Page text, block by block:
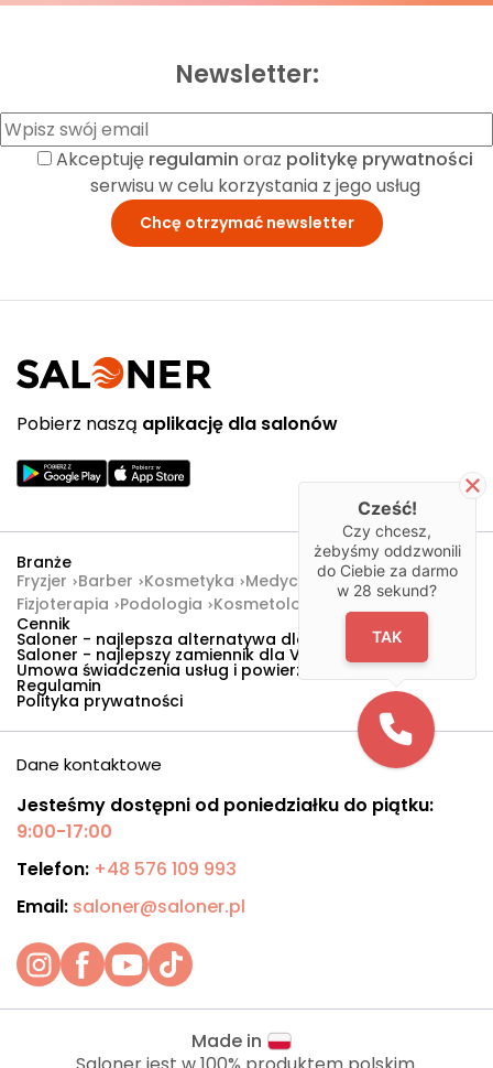
Newsletter:
Akceptuję regulamin oraz politykę prywatności
serwisu w celu korzystania z jego usług
Pobierz naszą aplikację dla salonów
Branże
Fryzjer Barber Kosmetyka Medycyna estetyczna
Fizjoterapia Podologia Kosmetologia
Cennik
Saloner - najlepsza alternatywa dla Booksy
Saloner - najlepszy zamiennik dla Versum
Umowa świadczenia usług i powierzenia danych
Regulamin
Polityka prywatności
Dane kontaktowe
Jesteśmy dostępni od poniedziałku do piątku:
9:00-17:00
Telefon: +48 576 109 993
Email: saloner@saloner.pl
Made in
Cześć!
Czy chcesz,
żebyśmy oddzwonili
do Ciebie za darmo
w 28 sekund?
TAK